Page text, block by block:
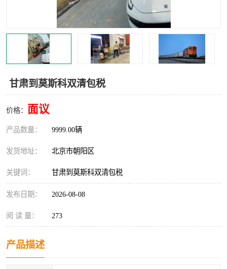
甘肃到莫斯科双清包税
价格： 面议
产品数量： 9999.00辆
发货地址： 北京市朝阳区
关键词： 甘肃到莫斯科双清包税
发布日期： 2026-08-08
阅 读 量： 273
产品描述